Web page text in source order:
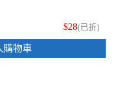
$28(已折)
購物車